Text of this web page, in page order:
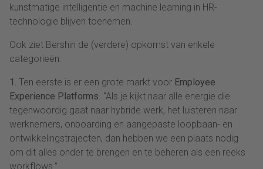
kunstmatige intelligentie en machine learning in HR-
technologie blijven toenemen.
Ook ziet Bershin de (verdere) opkomst van enkele
categorieën:
1. Ten eerste is er een grote markt voor Employee
Experience Platforms. “Als je kijkt naar alle energie die
tegenwoordig gaat naar hybride werk, het luisteren naar
werknemers, onboarding en aangepaste loopbaan- en
ontwikkelingstrajecten, dan hebben we een plaats nodig
om dit alles onder te brengen en te beheren als een reeks
workflows.”